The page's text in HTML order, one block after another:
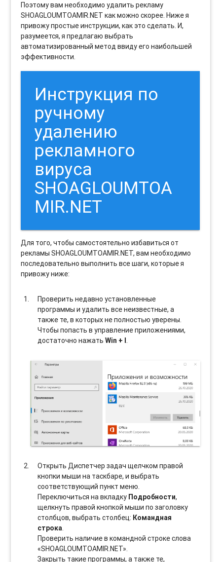
Поэтому вам необходимо удалить рекламу
SHOAGLOUMTOAMIR.NET как можно скорее. Ниже я
привожу простые инструкции, как это сделать. И,
разумеется, я предлагаю выбрать
автоматизированный метод ввиду его наибольшей
эффективности.
Инструкция по
ручному
удалению
рекламного
вируса
SHOAGLOUMTOA
MIR.NET
Для того, чтобы самостоятельно избавиться от
рекламы SHOAGLOUMTOAMIR.NET, вам необходимо
последовательно выполнить все шаги, которые я
привожу ниже:
Проверить недавно установленные
программы и удалить все неизвестные, а
также те, в которых не полностью уверены.
Чтобы попасть в управление приложениями,
достаточно нажатьWin + I.
Открыть Диспетчер задач щелчком правой
кнопки мыши на таскбаре, и выбрать
соотвeтствующий пункт меню.
Переключиться на вкладку Подробности,
щелкнуть правой кнопкой мыши по заголовку
столбцов, выбрать столбец: Командная
строка.
Проверить наличие в командной строке слова
«SHOAGLOUMTOAMIR.NET».
Закрыть такие программы, а также те,